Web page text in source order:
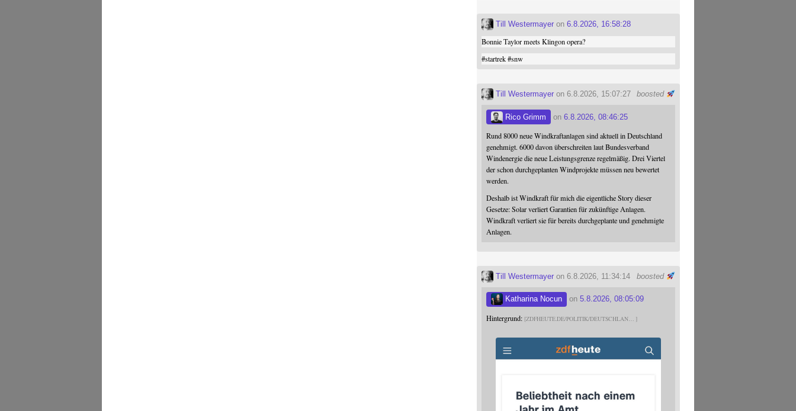
Till Westermayer on6.8.2026, 16:58:28
Bonnie Taylor meets Klingon opera?
#startrek #snw
boosted
Till Westermayer on 6.8.2026, 15:07:27
Rico Grimm on6.8.2026, 08:46:25
Rund 8000 neue Windkraftanlagen sind aktuell in Deutschland
genehmigt. 6000 davon überschreiten laut Bundesverband
Windenergie die neue Leistungsgrenze regelmäßig. Drei Viertel
der schon durchgeplanten Windprojekte müssen neu bewertet
werden.
Deshalb ist Windkraft für mich die eigentliche Story dieser
Gesetze: Solar verliert Garantien für zukünftige Anlagen.
Windkraft verliert sie für bereits durchgeplante und genehmigte
Anlagen.
boosted
Till Westermayer on 6.8.2026, 11:34:14
Katharina Nocun on5.8.2026, 08:05:09
Hintergrund: ZDFHEUTE.DE/POLITIK/DEUTSCHLAN